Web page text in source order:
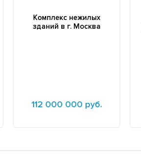
Комплекс нежилых
зданий в г. Москва
112 000 000 руб.